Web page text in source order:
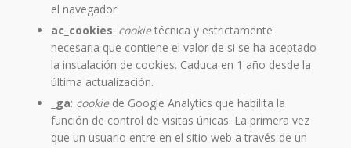
el navegador.
ac_cookies: cookietécnica y estrictamente
necesaria que contiene el valor de si se ha aceptado
la instalación de cookies. Caduca en 1 año desde la
última actualización.
_ga: cookie de Google Analytics que habilita la
función de control de visitas únicas. La primera vez
que un usuario entre en el sitio web a través de un